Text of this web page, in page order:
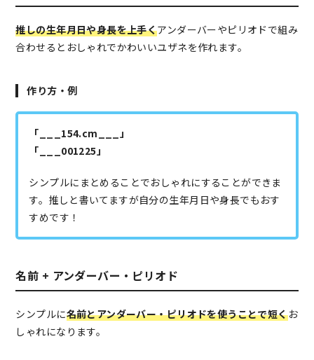
推しの生年月日や身長を上手くアンダーバーやピリオドで組み
合わせるとおしゃれでかわいいユザネを作れます。
作り方・例
「___154.cm___」
「___001225」
シンプルにまとめることでおしゃれにすることができま
す。推しと書いてますが自分の生年月日や身長でもおす
すめです！
名前 + アンダーバー・ピリオド
シンプルに名前とアンダーバー・ピリオドを使うことで短くお
しゃれになります。